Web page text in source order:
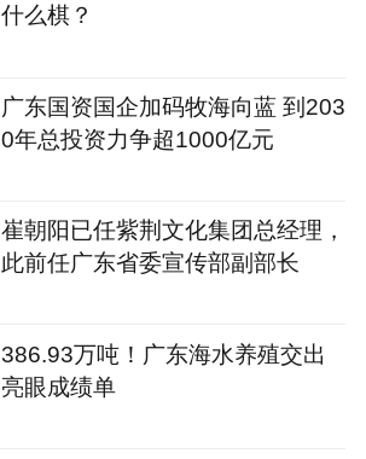
什么棋？
广东国资国企加码牧海向蓝 到203
0年总投资力争超1000亿元
崔朝阳已任紫荆文化集团总经理，
此前任广东省委宣传部副部长
386.93万吨！广东海水养殖交出
亮眼成绩单